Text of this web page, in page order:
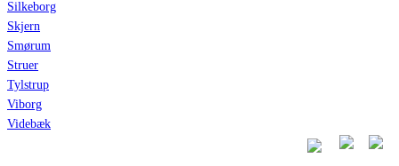
Silkeborg
Skjern
Smørum
Struer
Tylstrup
Viborg
Videbæk